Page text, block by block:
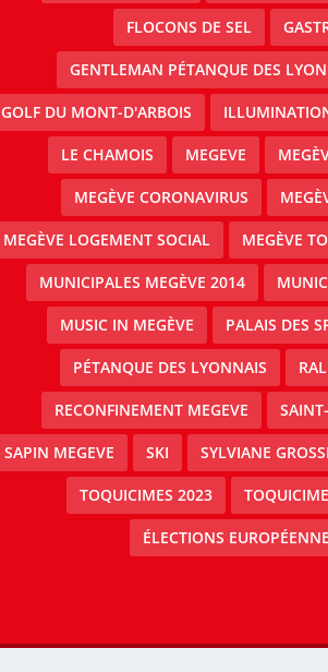
FLOCONS DE SEL
GENTLEMAN PÉTANQUE DES
GOLF DU MONT-D'ARBOIS
LE CHAMOIS MEGEVE
MEGÈVE CORONAVIRUS
MEGÈVE LOGEMENT SOCIAL MEGÈVE
MUNICIPALES MEGÈVE 2014
MUSIC IN MEGÈVE PALAIS DES
PÉTANQUE DES LYONNAIS
RECONFINEMENT MEGEVE
SAPIN MEGEVE SKI SYLVIANE
TOQUICIMES 2023
ÉLECTIONS